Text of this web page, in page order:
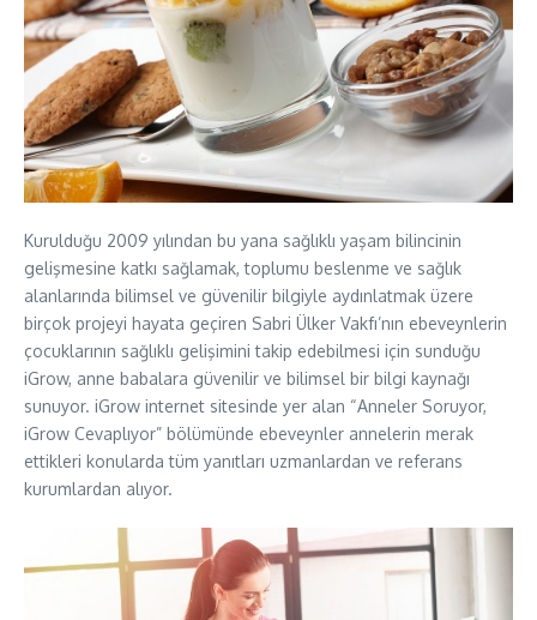
Kurulduğu 2009 yılından bu yana sağlıklı yaşam bilincinin
gelişmesine katkı sağlamak, toplumu beslenme ve sağlık
alanlarında bilimsel ve güvenilir bilgiyle aydınlatmak üzere
birçok projeyi hayata geçiren Sabri Ülker Vakfı’nın ebeveynlerin
çocuklarının sağlıklı gelişimini takip edebilmesi için sunduğu
iGrow, anne babalara güvenilir ve bilimsel bir bilgi kaynağı
sunuyor. iGrow internet sitesinde yer alan “Anneler Soruyor,
iGrow Cevaplıyor” bölümünde ebeveynler annelerin merak
ettikleri konularda tüm yanıtları uzmanlardan ve referans
kurumlardan alıyor.